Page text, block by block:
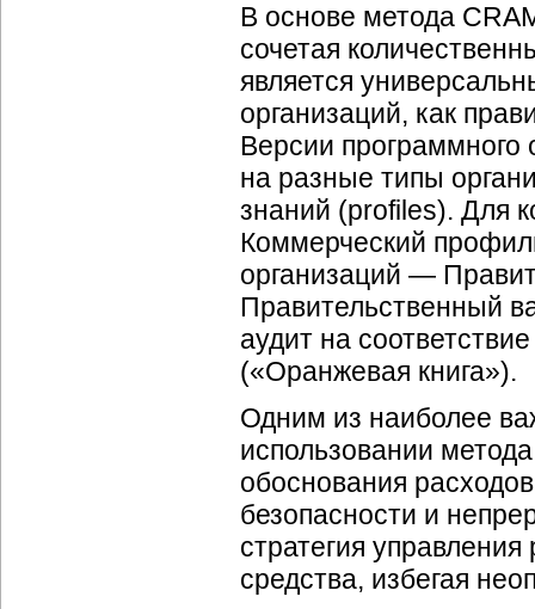
В основе метода
сочетая
является
организаций, как
Версии программного
на разные типы
знаний (profiles). Для
Коммерческий
организаций —
Правительственный
аудит на
(«Оранжевая книга»).
Одним из наиболее
использовании
обоснования
безопасности и
стратегия
средства, избегая